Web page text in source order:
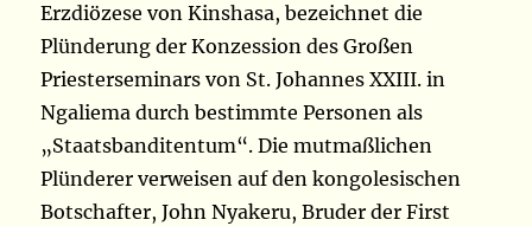
Erzdiözese von Kinshasa, bezeichnet die
Plünderung der Konzession des Großen
Priesterseminars von St. Johannes XXIII. in
Ngaliema durch bestimmte Personen als
„Staatsbanditentum“. Die mutmaßlichen
Plünderer verweisen auf den kongolesischen
Botschafter, John Nyakeru, Bruder der First